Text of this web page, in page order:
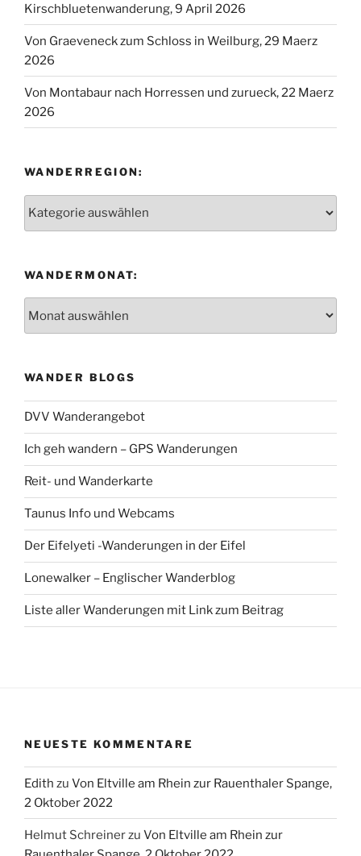
Kirschbluetenwanderung, 9 April 2026
Von Graeveneck zum Schloss in Weilburg, 29 Maerz
2026
Von Montabaur nach Horressen und zurueck, 22 Maerz
2026
WANDERREGION:
WANDERMONAT:
WANDER BLOGS
DVV Wanderangebot
Ich geh wandern – GPS Wanderungen
Reit- und Wanderkarte
Taunus Info und Webcams
Der Eifelyeti -Wanderungen in der Eifel
Lonewalker – Englischer Wanderblog
Liste aller Wanderungen mit Link zum Beitrag
NEUESTE KOMMENTARE
Edith zu Von Eltville am Rhein zur Rauenthaler Spange,
2 Oktober 2022
Helmut Schreinerzu Von Eltville am Rhein zur